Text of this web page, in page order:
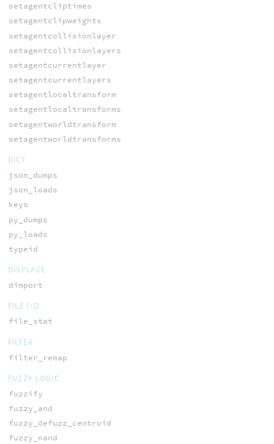
setagentcliptimes
setagentclipweights
setagentcollisionlayer
setagentcollisionlayers
setagentcurrentlayer
setagentcurrentlayers
setagentlocaltransform
setagentlocaltransforms
setagentworldtransform
setagentworldtransforms
DICT
json_dumps
json_loads
keys
py_dumps
py_loads
typeid
DISPLACE
dimport
FILE I/O
file_stat
FILTER
filter_remap
FUZZY LOGIC
fuzzify
fuzzy_and
fuzzy_defuzz_centroid
fuzzy_nand